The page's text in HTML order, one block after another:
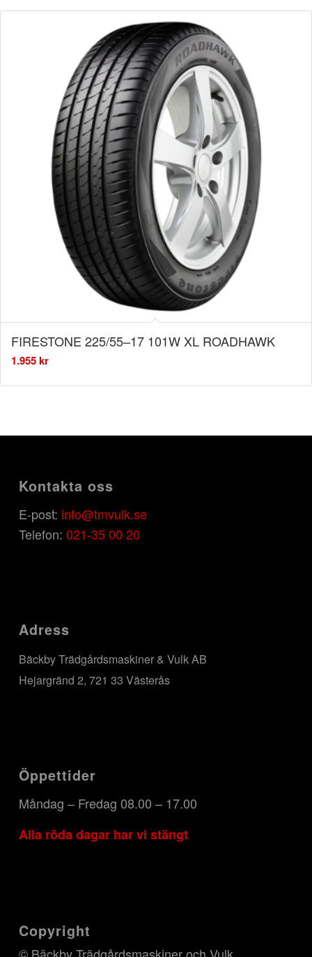
FIRESTONE 225/55–17 101W XL ROADHAWK
1.955kr
Kontakta oss
E-post: info@tmvulk.se
Telefon: 021-35 00 20
Adress
Bäckby Trädgårdsmaskiner & Vulk AB
Hejargränd 2, 721 33 Västerås
Öppettider
Måndag – Fredag 08.00 – 17.00
Alla röda dagar har vi stängt
Copyright
© Bäckby Trädgårdsmaskiner och Vulk